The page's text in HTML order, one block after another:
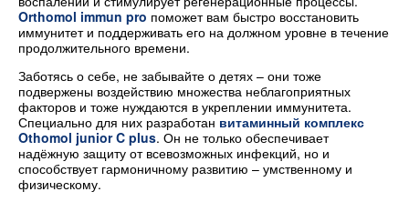
Orthomol immun pro поможет вам быстро восстановить
иммунитет и поддерживать его на должном уровне в течение
продолжительного времени.
Заботясь о себе, не забывайте о детях – они тоже
подвержены воздействию множества неблагоприятных
факторов и тоже нуждаются в укреплении иммунитета.
Специально для них разработан витаминный комплекс
Othomol junior C plus. Он не только обеспечивает
надёжную защиту от всевозможных инфекций, но и
способствует гармоничному развитию – умственному и
физическому.